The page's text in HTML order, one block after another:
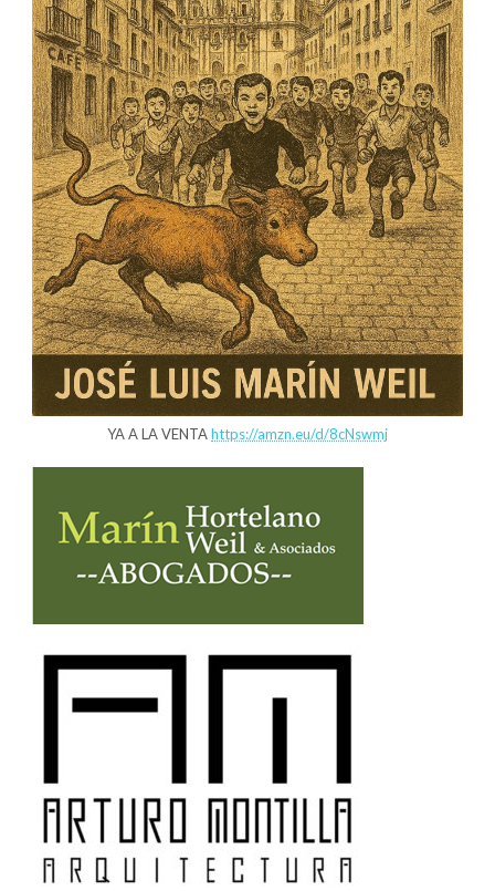
YA A LA VENTAhttps://amzn.eu/d/8cNswmj